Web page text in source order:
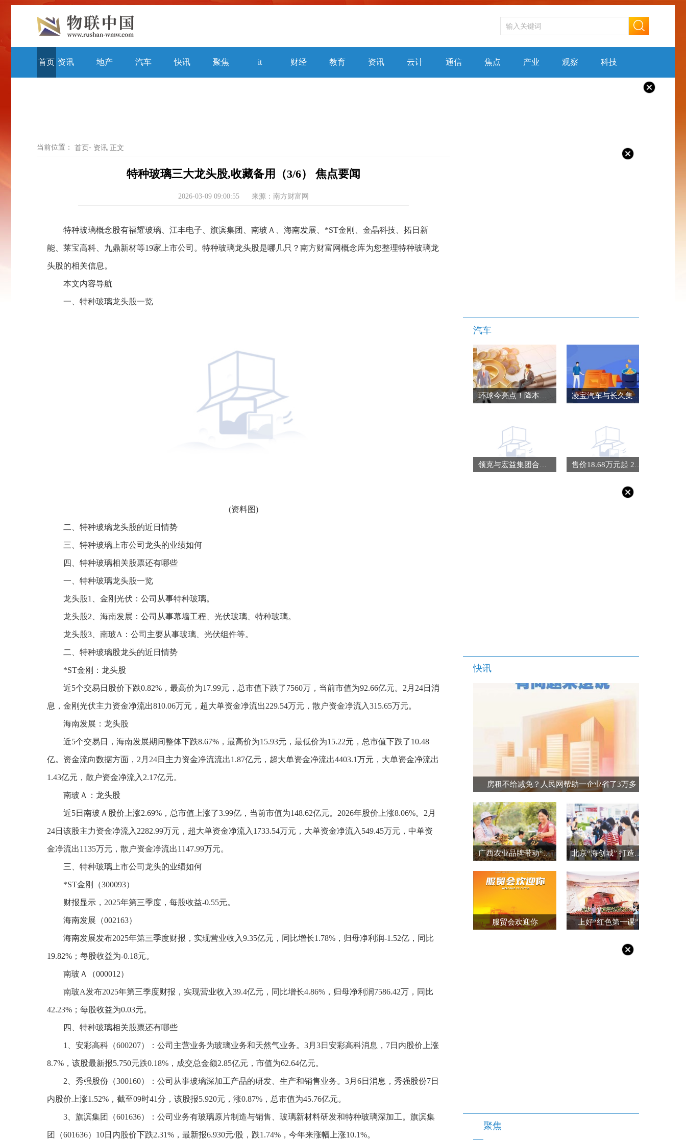
首页 资讯 地产 汽车 快讯 聚焦 it 财经 教育 资讯 云计 通信 焦点 产业 观察 科技
当前位置： 首页 - 资讯 正文
特种玻璃三大龙头股,收藏备用（3/6） 焦点要闻
2026-03-09 09:00:55 来源：南方财富网
特种玻璃概念股有福耀玻璃、江丰电子、旗滨集团、南玻Ａ、海南发展、*ST金刚、金晶科技、拓日新
能、莱宝高科、九鼎新材等19家上市公司。特种玻璃龙头股是哪几只？南方财富网概念库为您整理特种玻璃龙
头股的相关信息。
本文内容导航
一、特种玻璃龙头股一览
(资料图)
二、特种玻璃龙头股的近日情势
三、特种玻璃上市公司龙头的业绩如何
四、特种玻璃相关股票还有哪些
一、特种玻璃龙头股一览
龙头股1、金刚光伏：公司从事特种玻璃。
龙头股2、海南发展：公司从事幕墙工程、光伏玻璃、特种玻璃。
龙头股3、南玻A：公司主要从事玻璃、光伏组件等。
二、特种玻璃股龙头的近日情势
*ST金刚：龙头股
近5个交易日股价下跌0.82%，最高价为17.99元，总市值下跌了7560万，当前市值为92.66亿元。2月24日消
息，金刚光伏主力资金净流出810.06万元，超大单资金净流出229.54万元，散户资金净流入315.65万元。
海南发展：龙头股
近5个交易日，海南发展期间整体下跌8.67%，最高价为15.93元，最低价为15.22元，总市值下跌了10.48
亿。资金流向数据方面，2月24日主力资金净流流出1.87亿元，超大单资金净流出4403.1万元，大单资金净流出
1.43亿元，散户资金净流入2.17亿元。
南玻Ａ：龙头股
近5日南玻Ａ股价上涨2.69%，总市值上涨了3.99亿，当前市值为148.62亿元。2026年股价上涨8.06%。2月
24日该股主力资金净流入2282.99万元，超大单资金净流入1733.54万元，大单资金净流入549.45万元，中单资
金净流出1135万元，散户资金净流出1147.99万元。
三、特种玻璃上市公司龙头的业绩如何
*ST金刚（300093）
财报显示，2025年第三季度，每股收益-0.55元。
海南发展（002163）
海南发展发布2025年第三季度财报，实现营业收入9.35亿元，同比增长1.78%，归母净利润-1.52亿，同比
19.82%；每股收益为-0.18元。
南玻Ａ（000012）
南玻A发布2025年第三季度财报，实现营业收入39.4亿元，同比增长4.86%，归母净利润7586.42万，同比
42.23%；每股收益为0.03元。
四、特种玻璃相关股票还有哪些
1、安彩高科（600207）：公司主营业务为玻璃业务和天然气业务。3月3日安彩高科消息，7日内股价上涨
8.7%，该股最新报5.750元跌0.18%，成交总金额2.85亿元，市值为62.64亿元。
2、秀强股份（300160）：公司从事玻璃深加工产品的研发、生产和销售业务。3月6日消息，秀强股份7日
内股价上涨1.52%，截至09时41分，该股报5.920元，涨0.87%，总市值为45.76亿元。
3、旗滨集团（601636）：公司业务有玻璃原片制造与销售、玻璃新材料研发和特种玻璃深加工。旗滨集
团（601636）10日内股价下跌2.31%，最新报6.930元/股，跌1.74%，今年来涨幅上涨10.1%。
汽车
环球今亮点！降本增效利器 试驾混动五菱菱势黄金卡 凌宝汽车与长久集团长久数科事业部达成战略合作
领克与宏益集团合作 “亚太战略”再启新程 售价18.68万元起 24款传祺GS8正式上市
快讯
房租不给减免？人民网帮助一企业省了3万多
广西农业品牌带动“桂品出乡” 北京“海创城” 打造创新创业集聚区（创业资讯）
服贸会欢迎你 上好“红色第一课”
聚焦